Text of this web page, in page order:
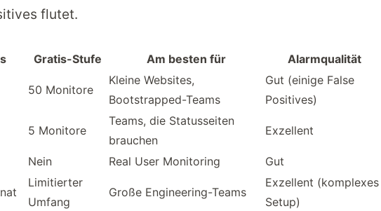
flutet.
Gratis-Stufe Am besten für Alarmqualität
50 Monitore
Kleine Websites,
Bootstrapped-Teams
Gut (einige False
Positives)
5 Monitore
Teams, die Statusseiten
brauchen
Exzellent
Nein Real User Monitoring Gut
Limi­tierter
Umfang
Große Engineering-Teams
Exzellent (komplexes
Setup)